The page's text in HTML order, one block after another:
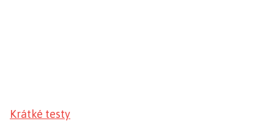
Krátké testy